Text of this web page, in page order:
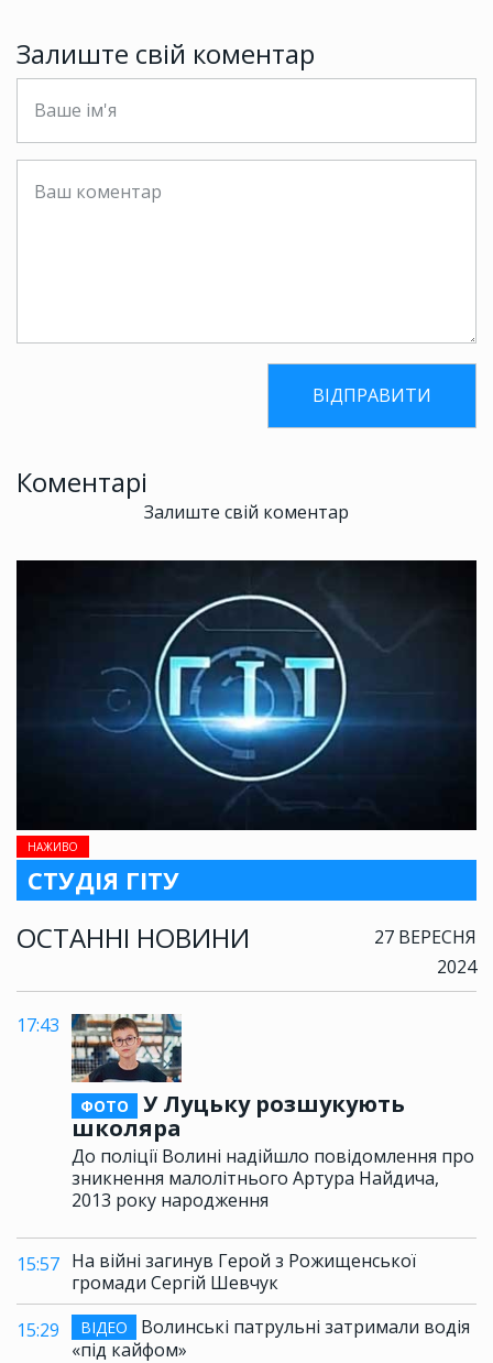
НАЖИВО
СТУДІЯ ГІТУ
ОСТАННІ НОВИНИ
27 ВЕРЕСНЯ
2024
17:43
ФОТО
У Луцьку розшукують
школяра
До поліції Волині надійшло повідомлення про
зникнення малолітнього Артура Найдича,
2013 року народження
15:57 На війні загинув Герой з Рожищенської
громади Сергій Шевчук
15:29
ВІДЕО
Волинські патрульні затримали водія
«під кайфом»
Залиште свій коментар
Коментарі
Залиште свій коментар